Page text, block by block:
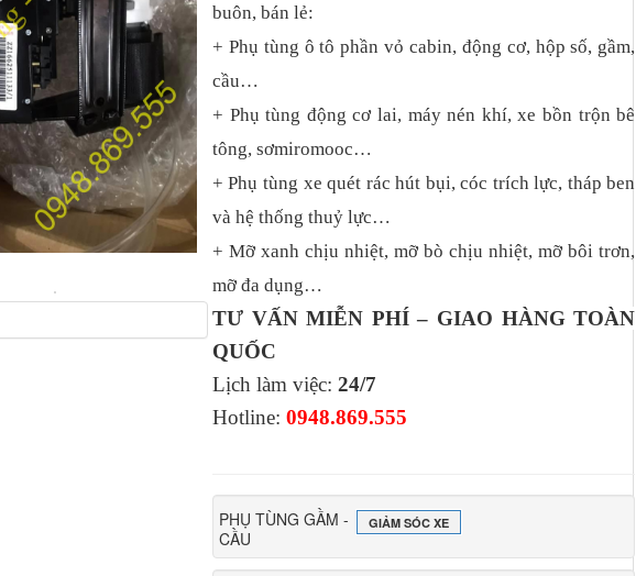
buôn, bán lẻ:
+ Phụ tùng ô tô phần vỏ cabin, động cơ, hộp số, gầm,
cầu…
+ Phụ tùng động cơ lai, máy nén khí, xe bồn trộn bê
tông, sơmiromooc…
+ Phụ tùng xe quét rác hút bụi, cóc trích lực, tháp ben
và hệ thống thuỷ lực…
+ Mỡ xanh chịu nhiệt, mỡ bò chịu nhiệt, mỡ bôi trơn,
mỡ đa dụng…
TƯ VẤN MIỄN PHÍ – GIAO HÀNG TOÀN
QUỐC
Lịch làm việc: 24/7
Hotline: 0948.869.555
PHỤ TÙNG GẦM -
CẦU
GIẢM SÓC XE